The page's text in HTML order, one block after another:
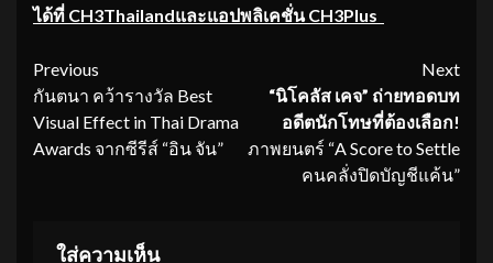
ได้ที่ CH3Thailandและแอปพลิเคชั่นCH3Plus
Continue
Reading
Previous
กันตนา คว้ารางวัล Best
Visual Effect in Thai Drama
Awards จากซีรีส์ “อิน จัน”
Next
“นิโคลัส เคจ” ถ่ายทอดบท
อดีตนักโทษที่ต้องเลือก!
ภาพยนตร์ “A Score to Settle
คนคลั่งปิดบัญชีแค้น”
ใส่ความเห็น